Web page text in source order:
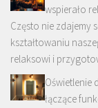
wspierało
Często nie zdajemy
kształtowaniu
relaksowi i
Oświetlenie
łączące